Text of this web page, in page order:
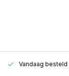
Vandaag besteld